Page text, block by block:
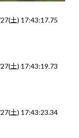
土) 17:43:17.75
土) 17:43:19.73
土) 17:43:23.34